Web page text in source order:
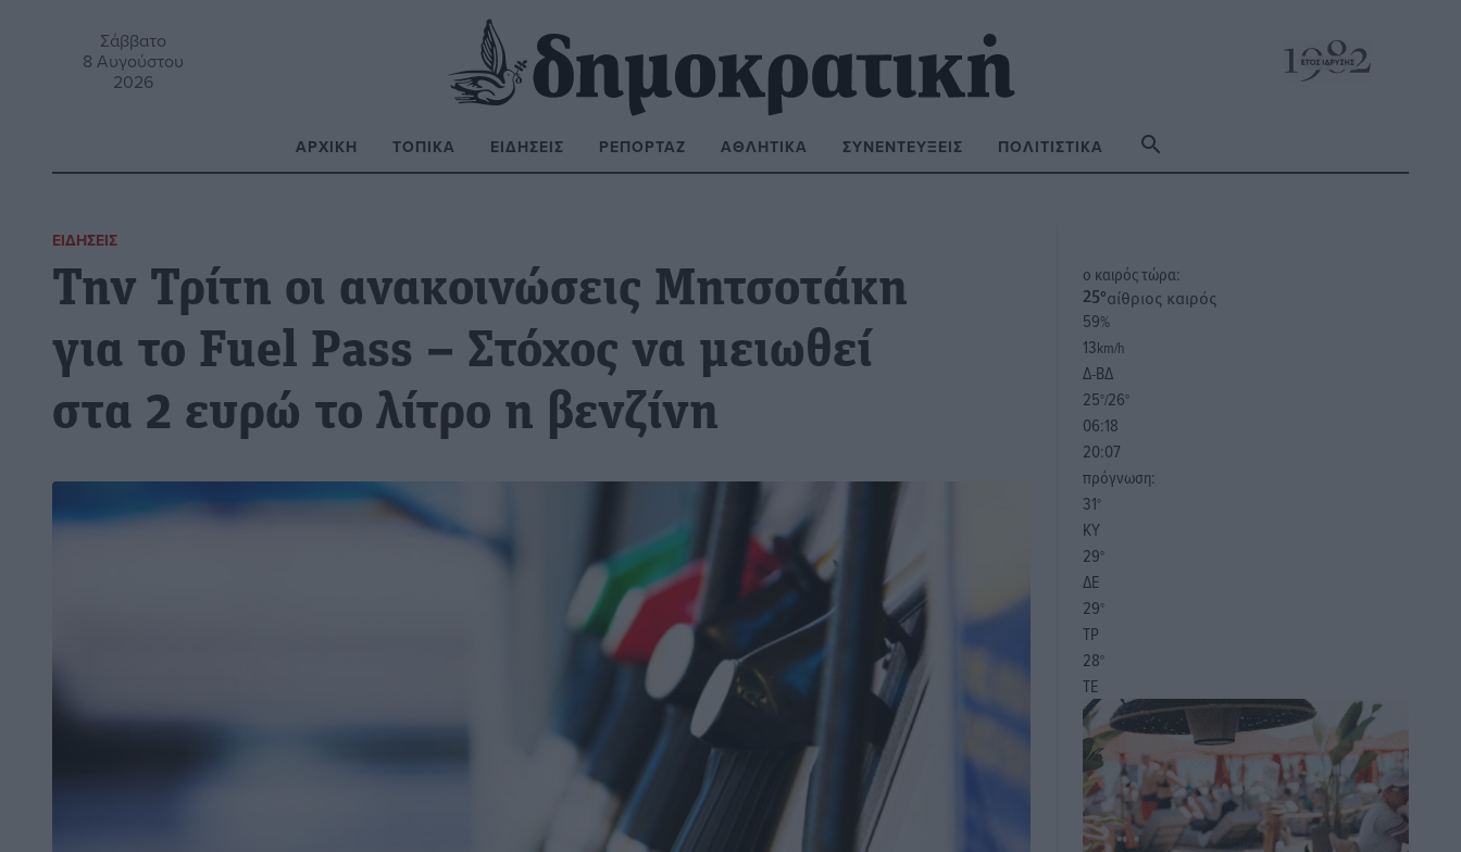
Σάββατο
8 Αυγούστου
2026
ΑΡΧΙΚΉ ΤΟΠΙΚΆ ΕΙΔΉΣΕΙΣ ΡΕΠΟΡΤΆΖ ΑΘΛΗΤΙΚΆ ΣΥΝΕΝΤΕΎΞΕΙΣ ΠΟΛΙΤΙΣΤΙΚΆ
ΕΙΔΉΣΕΙΣ
Την Τρίτη οι ανακοινώσεις Μητσοτάκη
για το Fuel Pass – Στόχος να μειωθεί
στα 2 ευρώ το λίτρο η βενζίνη
o καιρός τώρα:
25°αίθριος καιρός
59%
13km/h
Δ-ΒΔ
25°/26°
06:18
20:07
πρόγνωση:
31°
ΚΥ
29°
ΔΕ
29°
ΤΡ
28°
ΤΕ